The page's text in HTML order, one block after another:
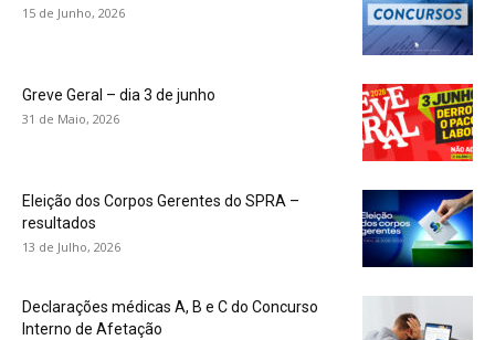
15 de Junho, 2026
Greve Geral – dia 3 de junho
31 de Maio, 2026
Eleição dos Corpos Gerentes do SPRA –
resultados
13 de Julho, 2026
Declarações médicas A, B e C do Concurso
Interno de Afetação